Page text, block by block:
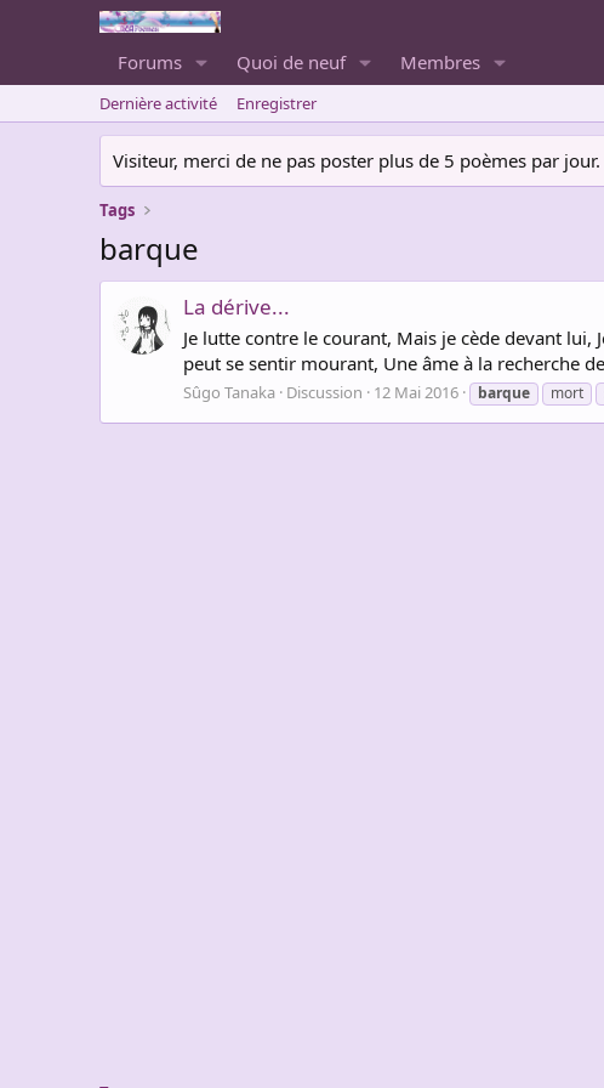
Forums Quoi de neuf Membres
Dernière activité Enregistrer
Visiteur, merci de ne pas poster plus de 5 poèmes par
Tags
barque
La dérive...
Je lutte contre le courant, Mais je cède devant lui,
peut se sentir mourant, Une âme à la recherche
Sûgo Tanaka Discussion 12 Mai 2016 barque mort